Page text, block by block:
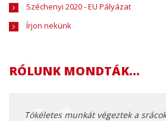
Széchenyi 2020 - EU Pályázat
Írjon nekünk
RÓLUNK MONDTÁK...
Tökéletes munkát végeztek a